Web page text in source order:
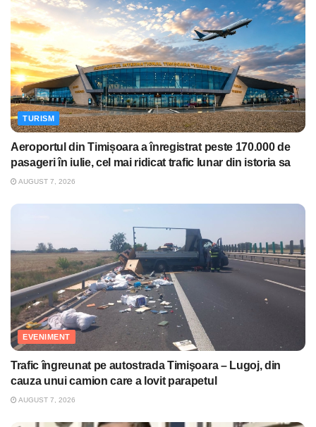
TURISM
Aeroportul din Timișoara a înregistrat peste 170.000 de
pasageri în iulie, cel mai ridicat trafic lunar din istoria sa
AUGUST 7, 2026
EVENIMENT
Trafic îngreunat pe autostrada Timişoara – Lugoj, din
cauza unui camion care a lovit parapetul
AUGUST 7, 2026